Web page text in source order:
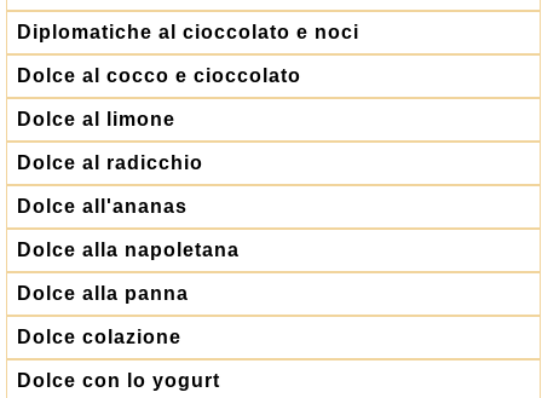
Diplomatiche al cioccolato e noci
Dolce al cocco e cioccolato
Dolce al limone
Dolce al radicchio
Dolce all'ananas
Dolce alla napoletana
Dolce alla panna
Dolce colazione
Dolce con lo yogurt